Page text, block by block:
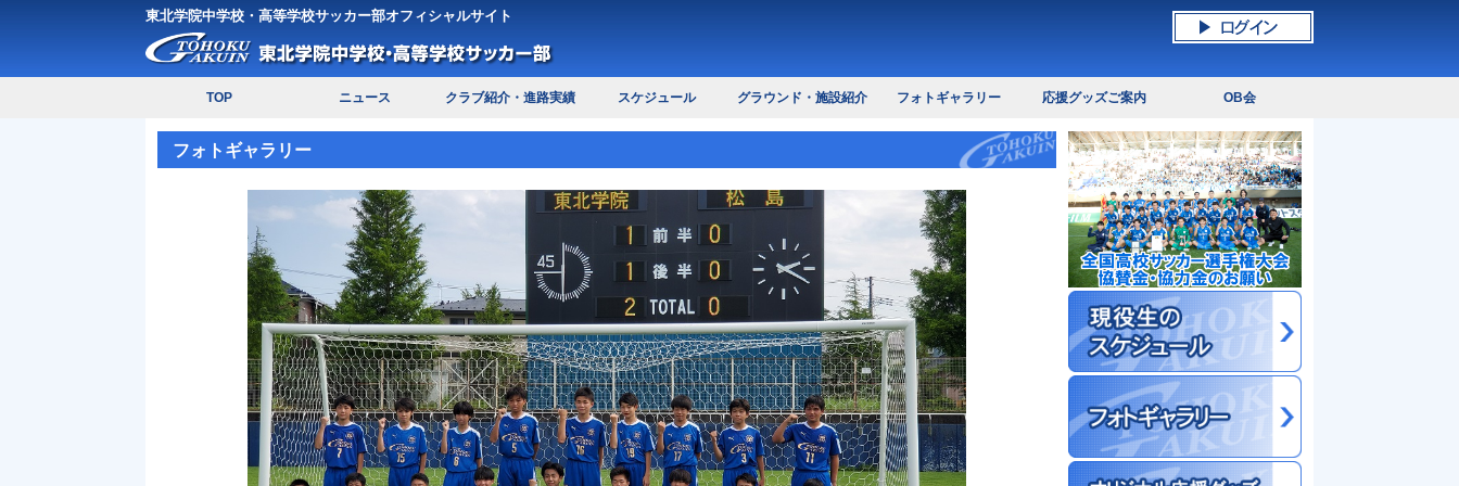
東北学院中学校・高等学校サッカー部オフィシャルサイト
TOP ニュース クラブ紹介・進路実績 スケジュール グラウンド・施設紹介 フォトギャラリー 応援グッズご案内 OB会
フォトギャラリー